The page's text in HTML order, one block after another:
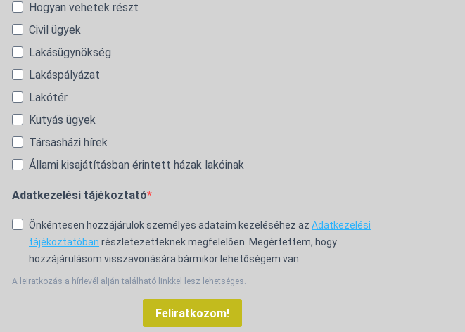
Hogyan vehetek részt
Civil ügyek
Lakásügynökség
Lakáspályázat
Lakótér
Kutyás ügyek
Társasházi hírek
Állami kisajátításban érintett házak lakóinak
Adatkezelési tájékoztató
Önkéntesen hozzájárulok személyes adataim kezeléséhez az Adatkezelési
tájékoztatóban részletezetteknek megfelelően. Megértettem, hogy
hozzájárulásom visszavonására bármikor lehetőségem van.
A leiratkozás a hírlevél alján található linkkel lesz lehetséges.
Feliratkozom!